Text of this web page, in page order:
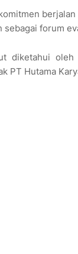
forum
diketahui
PT Hutama